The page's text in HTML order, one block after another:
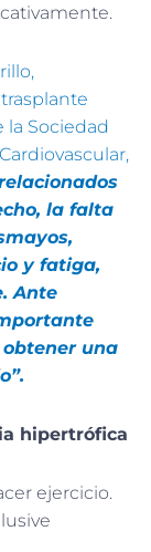
Sociedad
la falta
y fatiga,
Ante
una
hipertrófica
ejercicio.